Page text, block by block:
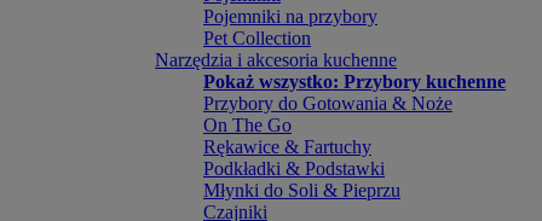
Pojemniki na przybory
Pet Collection
Narzędzia i akcesoria kuchenne
Pokaż wszystko: Przybory kuchenne
Przybory do Gotowania & Noże
On The Go
Rękawice & Fartuchy
Podkładki & Podstawki
Młynki do Soli & Pieprzu
Czajniki